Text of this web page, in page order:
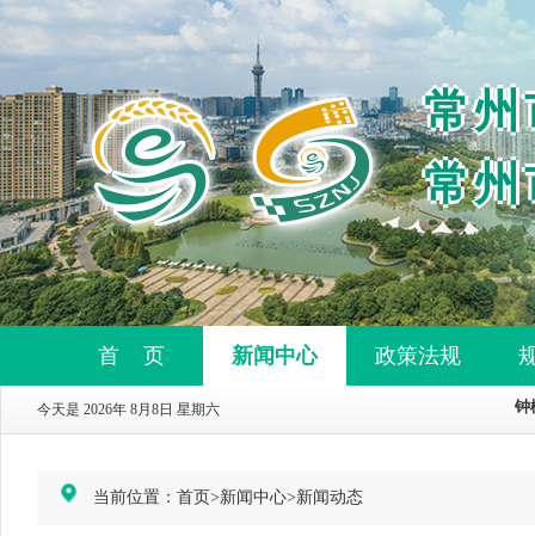
常
常
首 页 新闻中心 政策法规
今天是 2026年 8月8日 星期六
当前位置： 首页>新闻中心>新闻动态